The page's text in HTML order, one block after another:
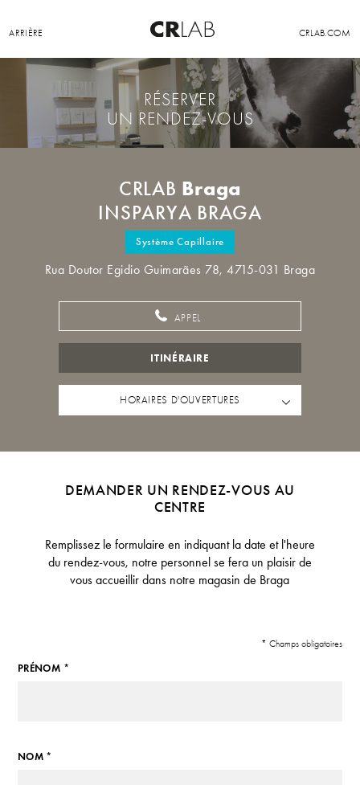
ARRIÈRE CRLAB.COM
RÉSERVER
UN RENDEZ-VOUS
CRLAB Braga
INSPARYA BRAGA
Système Capillaire
Rua Doutor Egidio Guimarães 78, 4715-031 Braga
APPEL
ITINÉRAIRE
HORAIRES D'OUVERTURES
DEMANDER UN RENDEZ-VOUS AU
CENTRE
Remplissez le formulaire en indiquant la date et l'heure
du rendez-vous, notre personnel se fera un plaisir de
vous accueillir dans notre magasin de Braga
* Champs obligatoires
PRÉNOM *
NOM *